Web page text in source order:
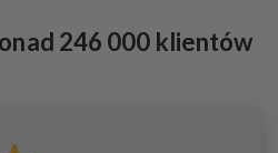
design
246 000 klientów